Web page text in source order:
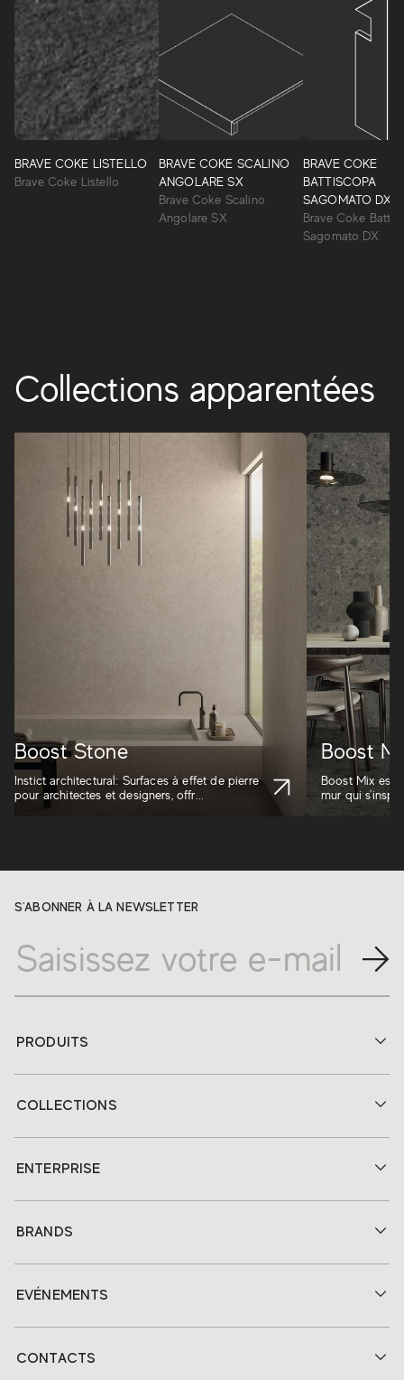
BRAVE COKE LISTELLO
Brave Coke Listello
BRAVE COKE SCALINO
ANGOLARE SX
Brave Coke Scalino
Angolare SX
BRAVE COKE
BATTISCOPA
SAGOMATO DX
Brave Coke
Sagomato DX
Brave
revêtements en pâte blanche interprète l’esthétique de
rares pierres naturelles d’une beauté inaltérable. Une
surface incisive, riche en détails naturels, personnalise les
espaces dans un style essentiel.
Collections apparentées
Boost Stone
Instict architectural: Surfaces à effet de pierre
pour architectes et designers, offr...
Boost
Boost Mix est
mur qui
S'ABONNER À LA NEWSLETTER
PRODUITS
COLLECTIONS
ENTERPRISE
BRANDS
EVÉNEMENTS
CONTACTS